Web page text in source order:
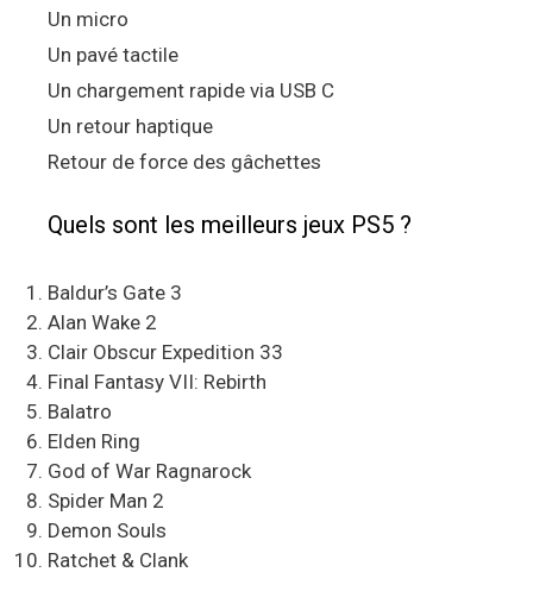
Un micro
Un pavé tactile
Un chargement rapide via USB C
Un retour haptique
Retour de force des gâchettes
Quels sont les meilleurs jeux PS5 ?
Baldur’s Gate 3
Alan Wake 2
Clair Obscur Expedition 33
Final Fantasy VII: Rebirth
Balatro
Elden Ring
God of War Ragnarock
Spider Man 2
Demon Souls
Ratchet & Clank